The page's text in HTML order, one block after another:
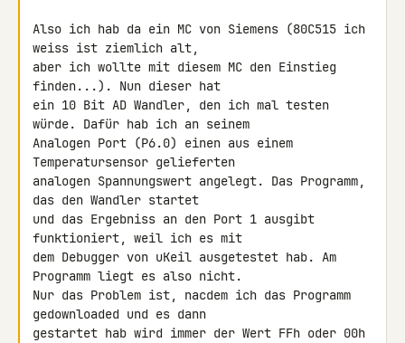
Also ich hab da ein MC von Siemens (80C515 ich
weiss ist ziemlich alt,
aber ich wollte mit diesem MC den Einstieg
finden...). Nun dieser hat
ein 10 Bit AD Wandler, den ich mal testen
würde. Dafür hab ich an seinem
Analogen Port (P6.0) einen aus einem
Temperatursensor gelieferten
analogen Spannungswert angelegt. Das Programm,
das den Wandler startet
und das Ergebniss an den Port 1 ausgibt
funktioniert, weil ich es mit
dem Debugger von uKeil ausgetestet hab. Am
Programm liegt es also nicht.
Nur das Problem ist, nacdem ich das Programm
gedownloaded und es dann
gestartet hab wird immer der Wert FFh oder 00h